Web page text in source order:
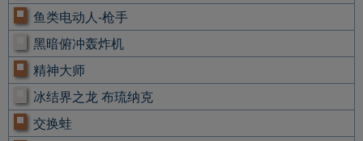
鱼类电动人-枪手
黑暗俯冲轰炸机
精神大师
冰结界之龙 布琉纳克
交换蛙